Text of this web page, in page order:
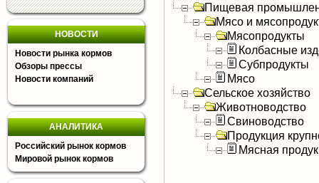
НОВОСТИ
Новости рынка кормов
Обзоры прессы
Новости компаний
АНАЛИТИКА
Российский рынок кормов
Мировой рынок кормов
Пищевая
Мясо и
Мясопродукты
Колбасные
Субпродукты
Мясо
Сельское хозяйство
Животноводство
Свиноводство
Продукция
Мясная